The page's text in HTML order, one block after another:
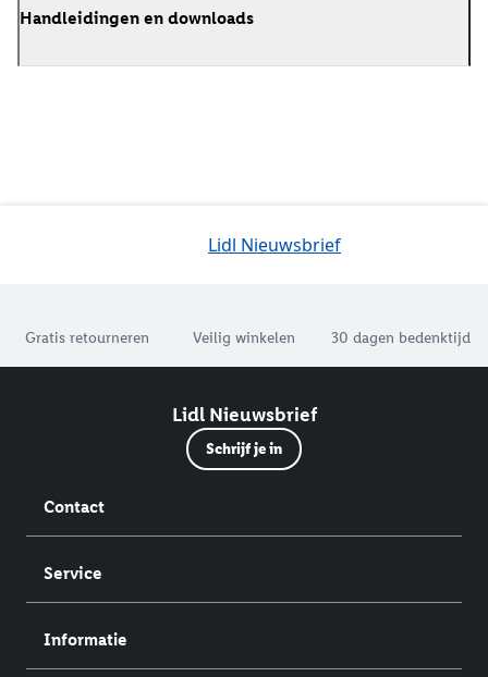
Handleidingen en downloads
Lidl Nieuwsbrief
Gratis retourneren Veilig winkelen 30 dagen bedenktijd
Lidl Nieuwsbrief
Schrijf je in
Contact
Service
Informatie